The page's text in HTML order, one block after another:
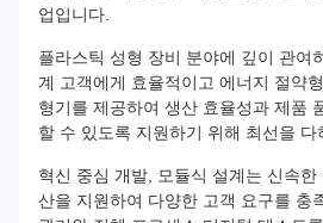
업입니다.
플라스틱 성형 장비 분야에 깊이 관여
계 고객에게 효율적이고 에너지 절약
형기를 제공하여 생산 효율성과 제품
할 수 있도록 지원하기 위해 최선을 다
혁신 중심 개발, 모듈식 설계는 신속한
산을 지원하여 다양한 고객 요구를 충